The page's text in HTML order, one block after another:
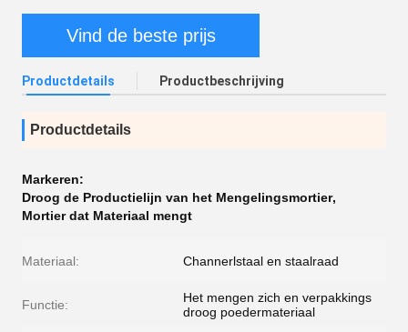
Vind de beste prijs
Productdetails Productbeschrijving
Productdetails
Markeren:
Droog de Productielijn van het Mengelingsmortier,
Mortier dat Materiaal mengt
Materiaal: Channerlstaal en staalraad
Functie:
Het mengen zich en verpakkings
droog poedermateriaal